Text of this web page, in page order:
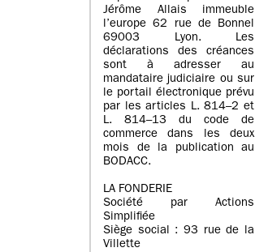
Jérôme Allais immeuble
l’europe 62 rue de Bonnel
69003 Lyon. Les
déclarations des créances
sont à adresser au
mandataire judiciaire ou sur
le portail électronique prévu
par les articles L. 814–2 et
L. 814–13 du code de
commerce dans les deux
mois de la publication au
BODACC.
LA FONDERIE
Société par Actions
Simplifiée
Siège social : 93 rue de la
Villette